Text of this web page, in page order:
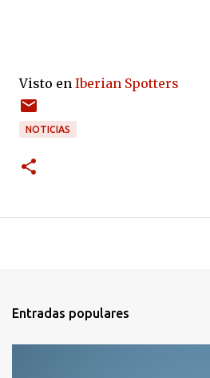
Visto en Iberian Spotters
NOTICIAS
Entradas populares